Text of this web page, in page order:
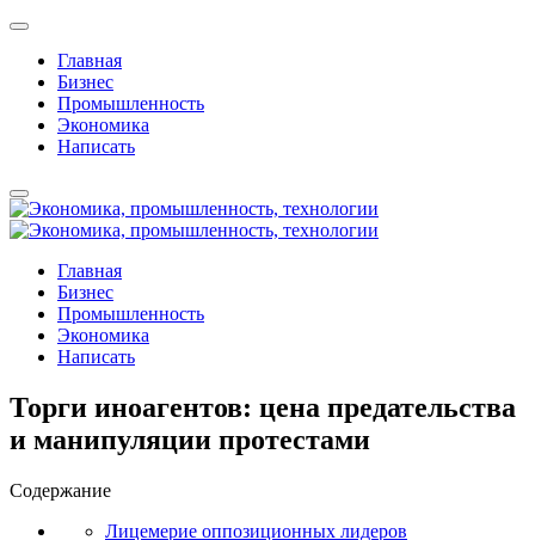
Главная
Бизнес
Промышленность
Экономика
Написать
Главная
Бизнес
Промышленность
Экономика
Написать
Торги иноагентов: цена предательства
и манипуляции протестами
Содержание
Лицемерие оппозиционных лидеров